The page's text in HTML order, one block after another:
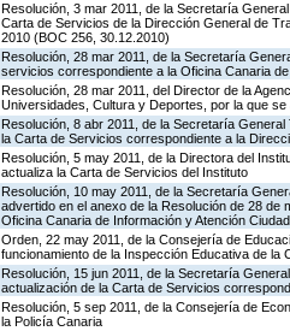
Resolución, 3 mar 2011, de la Secretaría
Carta de Servicios de la Dirección General de
2010 (BOC 256, 30.12.2010)
Resolución, 28 mar 2011, de la Secretaría
servicios correspondiente a la Oficina Canaria
Resolución, 28 mar 2011, del Director de la
Universidades, Cultura y Deportes, por la que
Resolución, 8 abr 2011, de la Secretaría
la Carta de Servicios correspondiente a la
Resolución, 5 may 2011, de la Directora del
actualiza la Carta de Servicios del Instituto
Resolución, 10 may 2011, de la Secretaría
advertido en el anexo de la Resolución de 28 de
Oficina Canaria de Información y Atención
Orden, 22 may 2011, de la Consejería de
funcionamiento de la Inspección Educativa de la
Resolución, 15 jun 2011, de la Secretaría
actualización de la Carta de Servicios
Resolución, 5 sep 2011, de la Consejería de
la Policía Canaria